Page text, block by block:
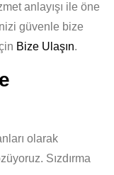
anlayışı ile öne
güvenle bize
Bize Ulaşın.
olarak
Sızdırma